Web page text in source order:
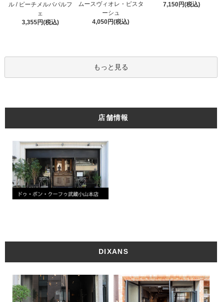
ル / ピーチメルバパルフ
ェ
3,355円(税込)
ムースヴィオレ・ピスタ
ーシュ
4,050円(税込)
7,150円(税込)
もっと見る
店舗情報
DIXANS